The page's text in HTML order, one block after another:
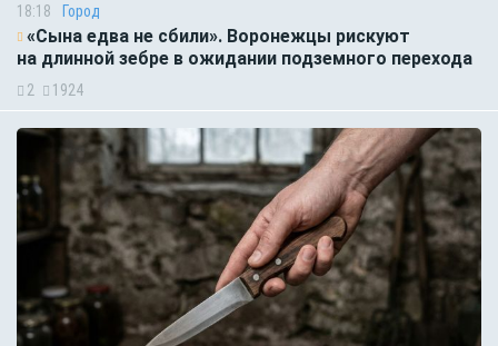
18:18 Город
«Сына едва не сбили». Воронежцы рискуют
на длинной зебре в ожидании подземного перехода
2 1924